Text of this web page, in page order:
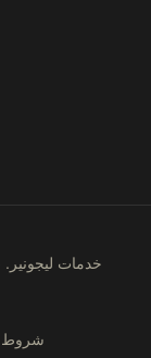
© 2025 خدمات
شروط